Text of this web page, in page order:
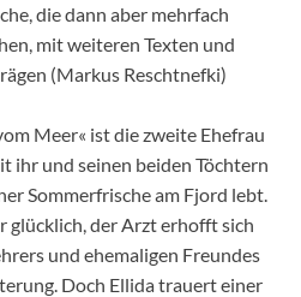
die dann aber mehrfach
mit weiteren Texten und
(Markus Reschtnefki)
Meer« ist die zweite Ehefrau
ihr und seinen beiden Töchtern
Sommerfrische am Fjord lebt.
glücklich, der Arzt erhofft sich
und ehemaligen Freundes
Doch Ellida trauert einer